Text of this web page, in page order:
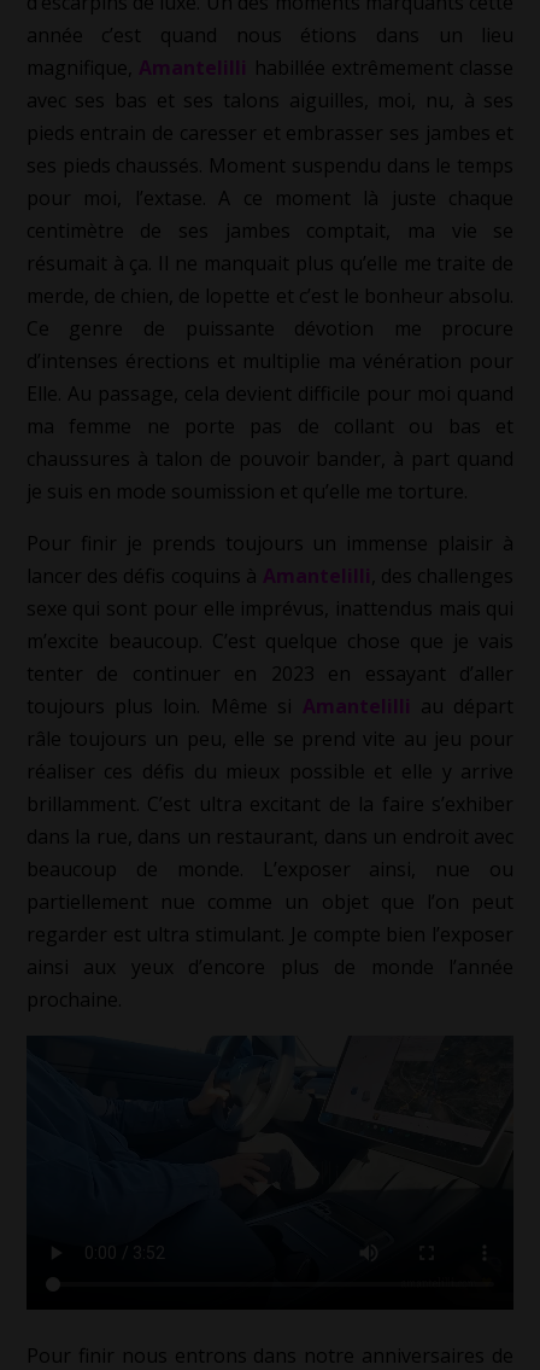
année c’est quand nous étions dans un lieu
magnifique, Amantelilli habillée extrêmement classe
avec ses bas et ses talons aiguilles, moi, nu, à ses
pieds entrain de caresser et embrasser ses jambes et
ses pieds chaussés. Moment suspendu dans le temps
pour moi, l’extase. A ce moment là juste chaque
centimètre de ses jambes comptait, ma vie se
résumait à ça. Il ne manquait plus qu’elle me traite de
merde, de chien, de lopette et c’est le bonheur absolu.
Ce genre de puissante dévotion me procure
d’intenses érections et multiplie ma vénération pour
Elle. Au passage, cela devient difficile pour moi quand
ma femme ne porte pas de collant ou bas et
chaussures à talon de pouvoir bander, à part quand
je suis en mode soumission et qu’elle me torture.
Pour finir je prends toujours un immense plaisir à
lancer des défis coquins à Amantelilli , des challenges
sexe qui sont pour elle imprévus, inattendus mais qui
m’excite beaucoup. C’est quelque chose que je vais
tenter de continuer en 2023 en essayant d’aller
toujours plus loin. Même si Amantelilli au départ
râle toujours un peu, elle se prend vite au jeu pour
réaliser ces défis du mieux possible et elle y arrive
brillamment. C’est ultra excitant de la faire s’exhiber
dans la rue, dans un restaurant, dans un endroit avec
beaucoup de monde. L’exposer ainsi, nue ou
partiellement nue comme un objet que l’on peut
regarder est ultra stimulant. Je compte bien l’exposer
ainsi aux yeux d’encore plus de monde l’année
prochaine.
Pour finir nous entrons dans notre anniversaires de